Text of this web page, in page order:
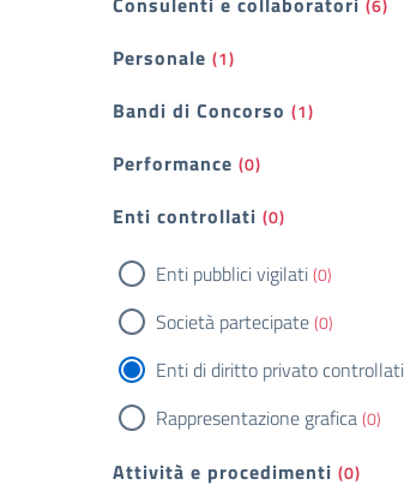
(6)
Personale (1)
Bandi di Concorso (1)
Performance (0)
Enti controllati (0)
Enti pubblici vigilati(0)
Società partecipate(0)
Enti di diritto privato controllati
Rappresentazione grafica(0)
Attività e procedimenti (0)